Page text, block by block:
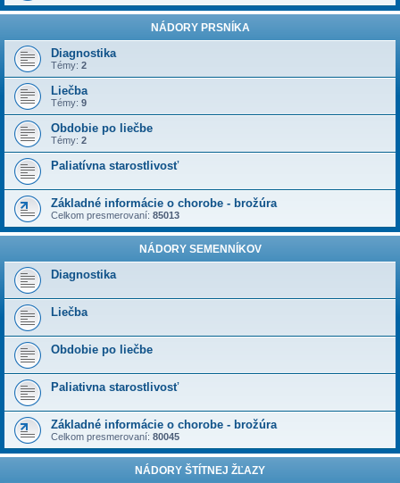
NÁDORY PRSNÍKA
Diagnostika
Témy: 2
Liečba
Témy: 9
Obdobie po liečbe
Témy: 2
Paliatívna starostlivosť
Základné informácie o chorobe - brožúra
Celkom presmerovaní: 85013
NÁDORY SEMENNÍKOV
Diagnostika
Liečba
Obdobie po liečbe
Paliativna starostlivosť
Základné informácie o chorobe - brožúra
Celkom presmerovaní: 80045
NÁDORY ŠTÍTNEJ ŽĽAZY